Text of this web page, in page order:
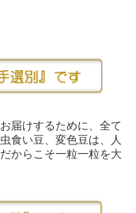
届けするために、全て
食い豆、変色豆は、人
からこそ一粒一粒を大